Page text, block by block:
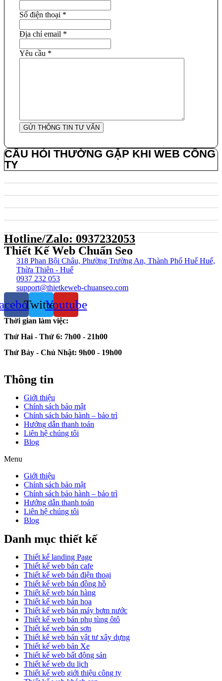
Số điện thoại *
Địa chỉ email *
Yêu cầu *
GỬI THÔNG TIN TƯ VẤN
CÂU HỎI THƯỜNG GẶP KHI WEB CÔNG
TY
Hotline/Zalo: 0937232053
Thiết Kế Web Chuẩn Seo
318 Phan Bội Châu, Phường Trường An, Thành Phố Huế Huế,
Thừa Thiên - Huế
0937 232 053
support@thietkeweb-chuanseo.com
TwitterYoutube
Thời gian làm việc:
Thứ Hai - Thứ 6: 7h00 - 21h00
Thứ Bảy - Chủ Nhật: 9h00 - 19h00
Thông tin
Giới thiệu
Chính sách bảo mật
Chính sách bảo hành – bảo trì
Hướng dẫn thanh toán
Liên hệ chúng tôi
Blog
Menu
Giới thiệu
Chính sách bảo mật
Chính sách bảo hành – bảo trì
Hướng dẫn thanh toán
Liên hệ chúng tôi
Blog
Danh mục thiết kế
Thiết kế landing Page
Thiết kế web bán cafe
Thiết kế web bán điện thoại
Thiết kế web bán đồng hồ
Thiết kế web bán hàng
Thiết kế web bán hoa
Thiết kế web bán máy bơm nước
Thiết kế web bán phụ tùng ôtô
Thiết kế web bán sơn
Thiết kê web bán vật tư xây dựng
Thiết kế web bán Xe
Thiết kế web bất động sản
Thiết kế web du lịch
Thiết kế web giới thiệu công ty